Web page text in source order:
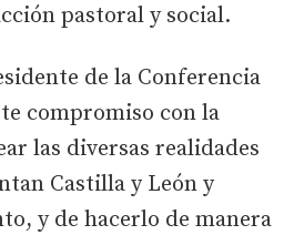
pastoral y social.
de la Conferencia
compromiso con la
las diversas realidades
Castilla y León y
y de hacerlo de manera